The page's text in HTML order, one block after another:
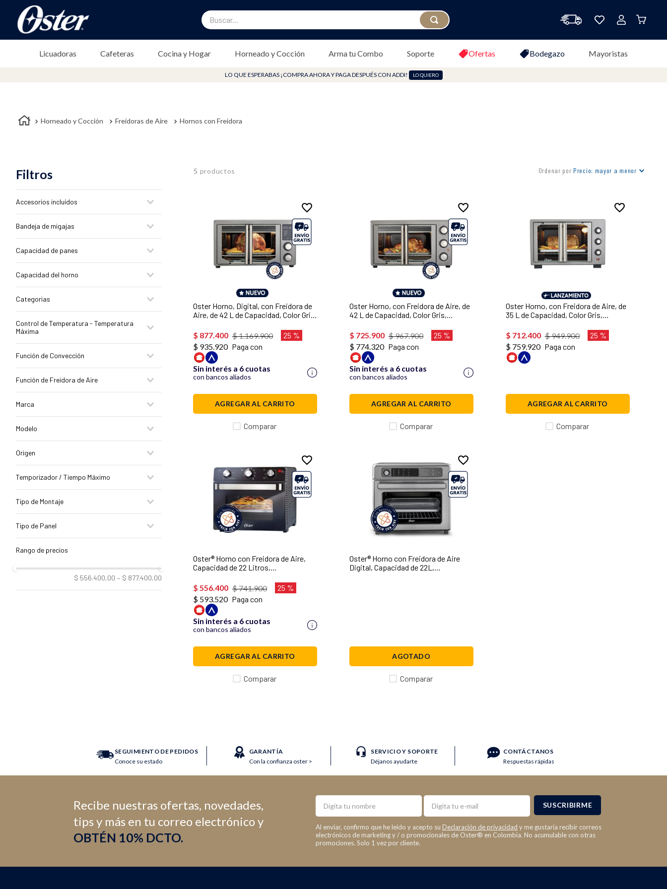
Buscar...
Licuadoras Cafeteras Cocina y Hogar Horneado y Cocción Arma tu Combo Soporte Ofertas Bodegazo Mayoristas
LO QUE ESPERABAS ¡COMPRA AHORA Y PAGA DESPUÉS CON ADDI! LO QUIERO
Horneado y Cocción Freidoras de Aire Hornos con Freidora
Filtros
Accesorios incluídos
Bandeja de migajas
Capacidad de panes
Capacidad del horno
Categorias
Control de Temperatura - Temperatura
Máxima
Función de Convección
Función de Freidora de Aire
Marca
Modelo
Origen
Temporizador / Tiempo Máximo
Tipo de Montaje
Tipo de Panel
$ 556.400,00 – $ 877.400,00
5 productos Ordenar por Precio: mayor a menor
Oster Horno, Digital, con Freidora de
Aire, de 42 L de Capacidad, Color Gris,
$ 877.400 $1.169.900
25 %
$ 935.920 Paga con
Sin interés a 6 cuotas
con bancos aliados
AGREGAR AL CARRITO
Comparar
Oster Horno, con Freidora de Aire, de
42 L de Capacidad, Color Gris,
$ 725.900 $967.900
25 %
$ 774.320 Paga con
Sin interés a 6 cuotas
con bancos aliados
AGREGAR AL CARRITO
Comparar
Oster Horno, con Freidora de Aire, de
35 L de Capacidad, Color Gris,
$ 712.400 $949.900
25 %
$ 759.920 Paga con
AGREGAR AL CARRITO
Comparar
Oster® Horno con Freidora de Aire,
Capacidad de 22 Litros,
TSSTTVMAF1NS
$ 556.400 $741.900
25 %
$ 593.520 Paga con
Sin interés a 6 cuotas
con bancos aliados
AGREGAR AL CARRITO
Comparar
Oster® Horno con Freidora de Aire
Digital, Capacidad de 22L,
AGOTADO
Comparar
SEGUIMIENTO DE PEDIDOS
Conoce su estado
GARANTÍA
Con la confianza oster >
SERVICIO Y SOPORTE
Déjanos ayudarte
CONTÁCTANOS
Respuestas rápidas
Recibe nuestras ofertas, novedades,
tips y más en tu correo electrónico y
OBTÉN 10% DCTO.
Nombre Email
SUSCRIBIRME
Al enviar, confirmo que he leído y acepto su Declaración de privacidad y me gustaría recibir correos
electrónicos de marketing y / o promocionales de Oster® en Colombia. No acumulable con otras
promociones. Solo 1 vez por cliente.
TÉRMINOS MÁS BUSCADOS
1.
licuadora
5.
sandwichera